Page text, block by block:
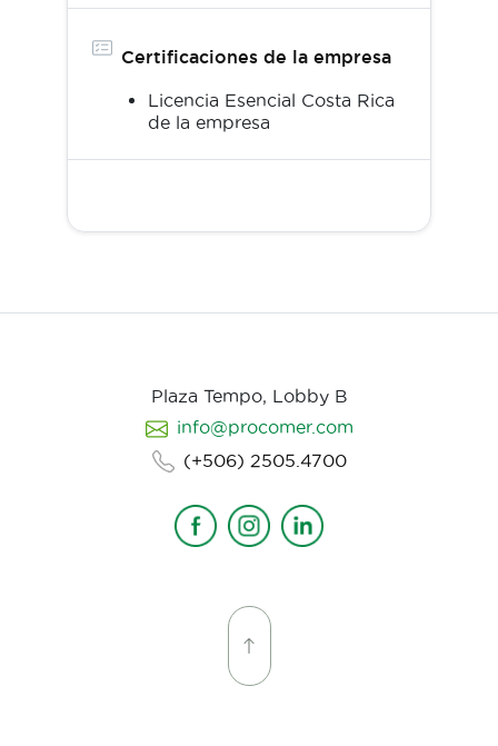
Certificaciones de la empresa
Licencia Esencial Costa Rica
de la empresa
Plaza Tempo, Lobby B
info@procomer.com
(+506) 2505.4700